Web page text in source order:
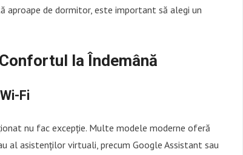
aproape de dormitor, este important să alegi un
la Îndemână
Fi
nu fac excepție. Multe modele moderne oferă
al asistenților virtuali, precum Google Assistant sau